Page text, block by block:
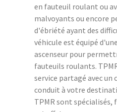
en fauteuil roulant ou
malvoyants ou encore
d'ébriété ayant des
véhicule est équipé
ascenseur pour
fauteuils roulants.
service partagé avec un
conduit à votre
TPMR sont